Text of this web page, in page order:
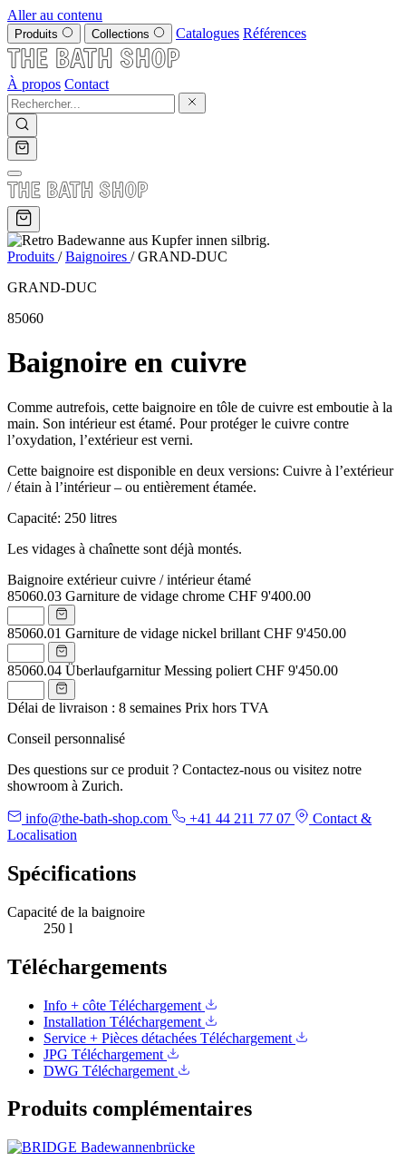
Aller au contenu
Produits Collections Catalogues Références
À propos Contact
Produits / Baignoires / GRAND-DUC
GRAND-DUC
85060
Baignoire en cuivre
Comme autrefois, cette baignoire en tôle de cuivre est emboutie à la
main. Son intérieur est étamé. Pour protéger le cuivre contre
l’oxydation, l’extérieur est verni.
Cette baignoire est disponible en deux versions: Cuivre à l’extérieur
/ étain à l’intérieur – ou entièrement étamée.
Capacité: 250 litres
Les vidages à chaînette sont déjà montés.
Baignoire extérieur cuivre / intérieur étamé
85060.03 Garniture de vidage chrome CHF 9'400.00
85060.01 Garniture de vidage nickel brillant CHF 9'450.00
85060.04 Überlaufgarnitur Messing poliert CHF 9'450.00
Délai de livraison : 8 semaines Prix hors TVA
Conseil personnalisé
Des questions sur ce produit ? Contactez-nous ou visitez notre
showroom à Zurich.
info@the-bath-shop.com +41 44 211 77 07
Contact &
Localisation
Spécifications
Capacité de la baignoire
250 l
Téléchargements
Info + côte Téléchargement
Installation Téléchargement
Service + Pièces détachées Téléchargement
JPG Téléchargement
DWG Téléchargement
Produits complémentaires